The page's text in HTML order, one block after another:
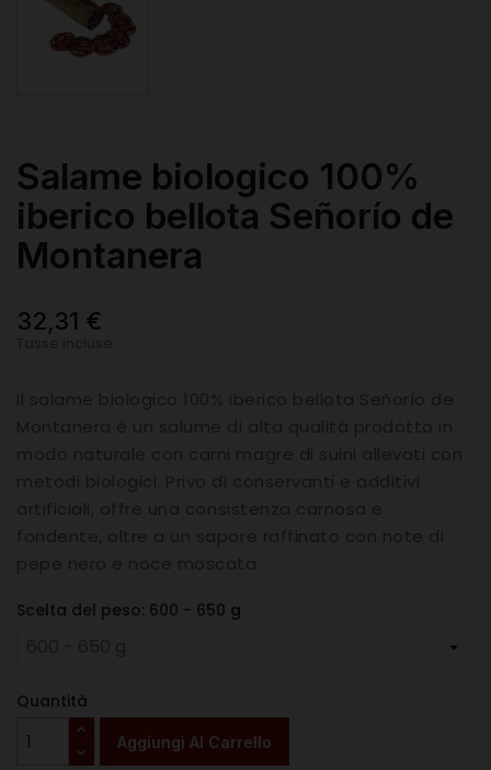
Salame biologico 100%
iberico bellota Señorío de
Montanera
32,31 €
Scelta del peso: 600 - 650 g
Quantità
Aggiungi Al Carrello